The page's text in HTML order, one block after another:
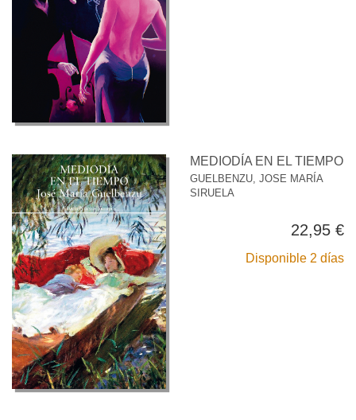
MEDIODÍA EN EL TIEMPO
GUELBENZU, JOSE MARÍA
SIRUELA
22,95 €
Disponible 2 días